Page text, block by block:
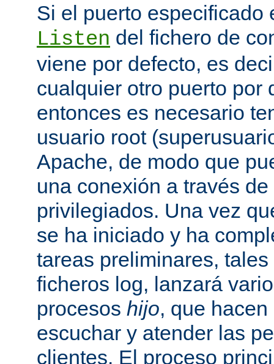
Si el puerto especificado
Listen del fichero de
viene por defecto, es
cualquier otro puerto por
entonces es necesario
usuario root
Apache, de modo que
una conexión a través
privilegiados. Una vez
se ha iniciado y ha
tareas preliminares,
ficheros log, lanzará
procesos hijo, que
escuchar y atender las
clientes. El proceso